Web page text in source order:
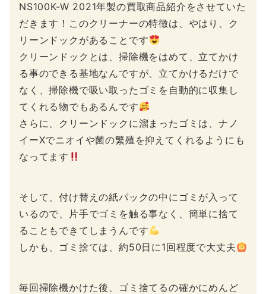
NS100K-W 2021年製の買取商品紹介をさせていた
だきます！このクリーナーの特徴は、やはり、ク
リーンドックがあることです
クリーンドックとは、掃除機をはめて、立てかけ
る事のできる基地なんですが、立てかけるだけで
なく、掃除機で吸い取ったゴミを自動的に収集し
てくれる物でもあるんです
さらに、クリーンドックに溜まったゴミは、ナノ
イーXでニオイや菌の繁殖を抑えてくれるようにも
なってます
そして、付け替えの紙パックの中にゴミが入って
いるので、片手でゴミを触る事なく、簡単に捨て
ることもできてしまうんです
しかも、ゴミ捨ては、約50日に1回程度で大丈夫
毎回掃除機かけた後、ゴミ捨てるの確かにめんど